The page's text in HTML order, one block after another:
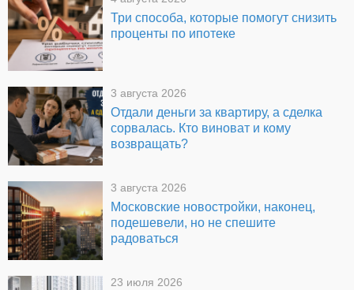
Три способа, которые помогут снизить
проценты по ипотеке
3 августа 2026
Отдали деньги за квартиру, а сделка
сорвалась. Кто виноват и кому
возвращать?
3 августа 2026
Московские новостройки, наконец,
подешевели, но не спешите
радоваться
23 июля 2026